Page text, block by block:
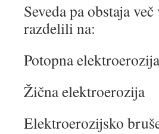
Seveda pa obstaja
razdelili na:
Potopna
Žična elektroerozija
Elektroerozijsko